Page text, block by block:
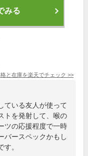
みる
と在庫を楽天でチェック >>
ている友人が使って
トを発射して、喉の
ツの応援程度で一時
バースペックかもし
。